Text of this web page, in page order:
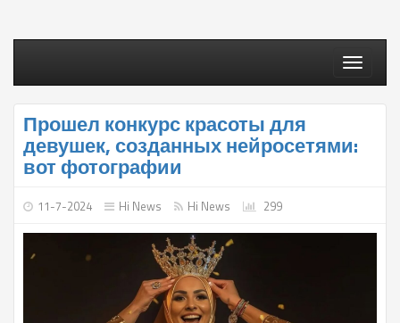
Toggle
Прошел конкурс красоты для
девушек, созданных нейросетями:
вот фотографии
11-7-2024 Hi News Hi News 299